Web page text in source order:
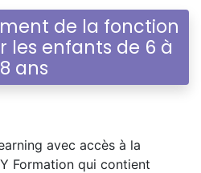
de la fonction
les enfants de 6 à
ans
avec accès à la
Formation qui contient